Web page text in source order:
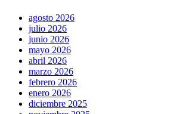
agosto 2026
julio 2026
junio 2026
mayo 2026
abril 2026
marzo 2026
febrero 2026
enero 2026
diciembre 2025